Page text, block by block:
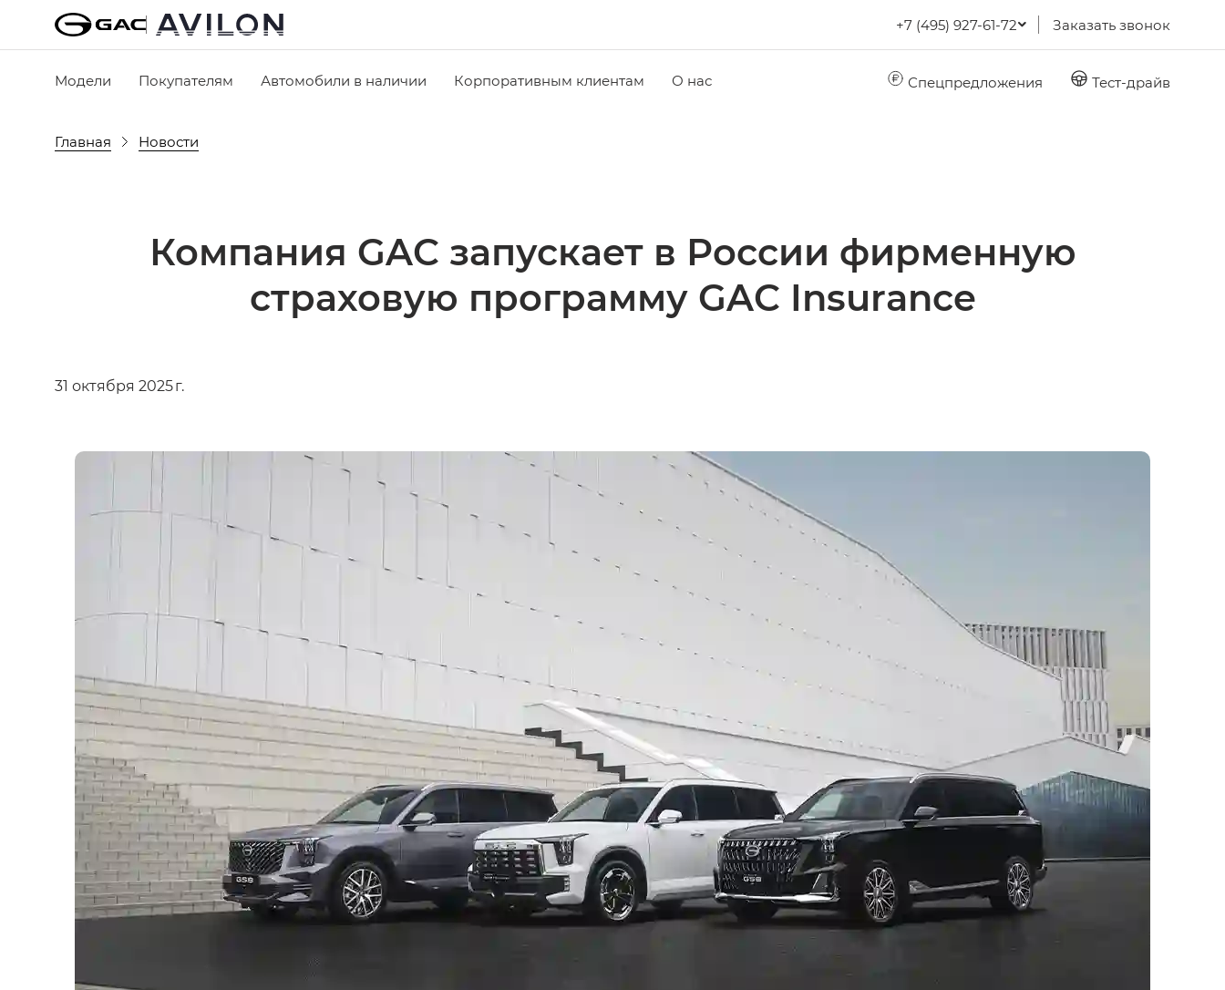
+7 (495) 927-61-72 Заказать звонок
Модели Покупателям Автомобили в наличии Корпоративным клиентам О нас Спецпредложения Тест-драйв
Главная Новости
Компания GAC запускает в России фирменную
страховую программу GAC Insurance
31 октября 2025 г.